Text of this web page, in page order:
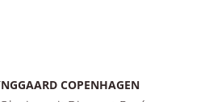
COPENHAGEN